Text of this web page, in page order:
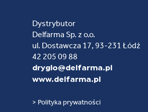
Dystrybutor
Delfarma Sp. z o.o.
ul. Dostawcza 17, 93-231 Łódź
42 205 09 88
dryglo@delfarma.pl
www.delfarma.pl
> Polityka prywatności